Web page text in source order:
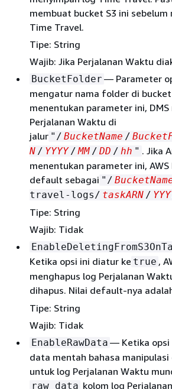
membuat bucket S3 ini sebelum
Time Travel.
Tipe: String
Wajib: Jika Perjalanan Waktu
BucketFolder — Parameter
mengatur nama folder di bucket
menentukan parameter ini,
Perjalanan Waktu di
jalur "/ BucketName /
N / YYYY / MM / DD / hh " . Jika
menentukan parameter ini,
default sebagai "/
travel-logs/ taskARN /
Tipe: String
Wajib: Tidak
Ketika opsi ini diatur ke true ,
menghapus log Perjalanan
dihapus. Nilai default-nya
Tipe: String
Wajib: Tidak
EnableRawData — Ketika opsi
data mentah bahasa manipulasi
untuk log Perjalanan Waktu
raw_data kolom log